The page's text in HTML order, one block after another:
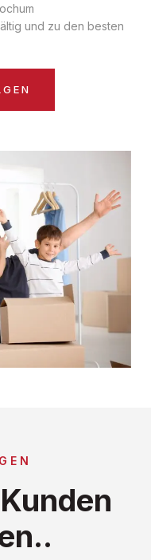
und zu den besten